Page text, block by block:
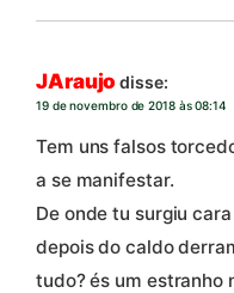
JAraujo disse:
19 de novembro de 2018 às 08:14
Tem uns falsos
a se manifestar.
De onde tu surgiu
depois do caldo
tudo? és um estranho